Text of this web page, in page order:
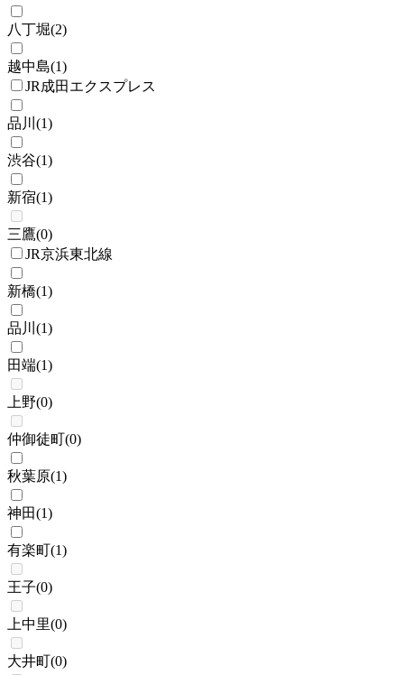
八丁堀(2)
越中島(1)
JR成田エクスプレス
品川 (1)
渋谷(1)
新宿(1)
三鷹(0)
JR京浜東北線
新橋(1)
品川 (1)
田端(1)
上野(0)
仲御徒町(0)
秋葉原(1)
神田(1)
有楽町(1)
王子(0)
上中里(0)
大井町(0)